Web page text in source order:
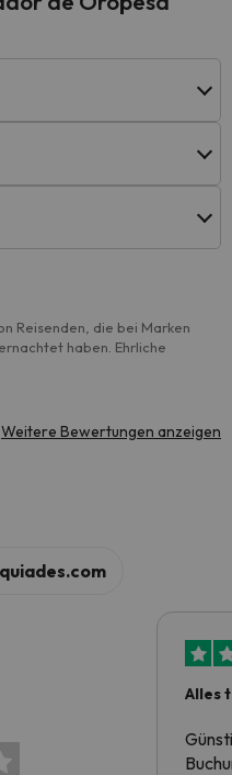
Reisenden, die bei Marken
haben. Ehrliche
Weitere Bewertungen anzeigen
Alles